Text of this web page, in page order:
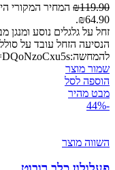
₪119.90 המחיר המקורי היה:
₪64.90.
הנסיעה הזחל עובד על
להמחשה:https://www.youtube.com/watch?v=DQoNzoCxu5s
שמור מוצר
הוספה לסל
מבט מהיר
-44%
השווה מוצר